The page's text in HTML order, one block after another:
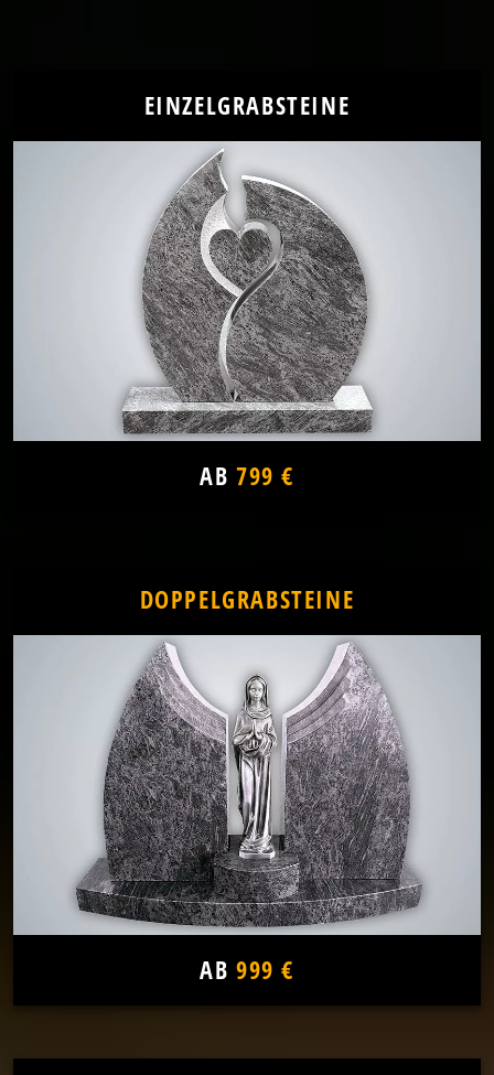
EINZELGRABSTEINE
AB 799 €
DOPPELGRABSTEINE
AB 999 €